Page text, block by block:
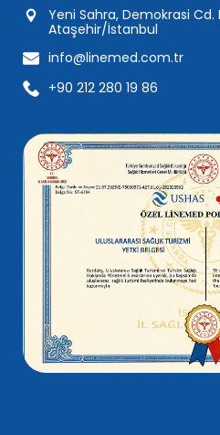
Yeni Sahra, Demokrasi Cd.
Ataşehir/İstanbul
info@linemed.com.tr
+90 212 280 19 86